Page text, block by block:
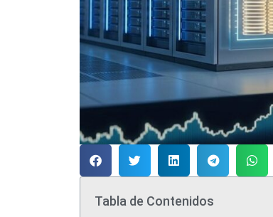
Tabla de Contenidos